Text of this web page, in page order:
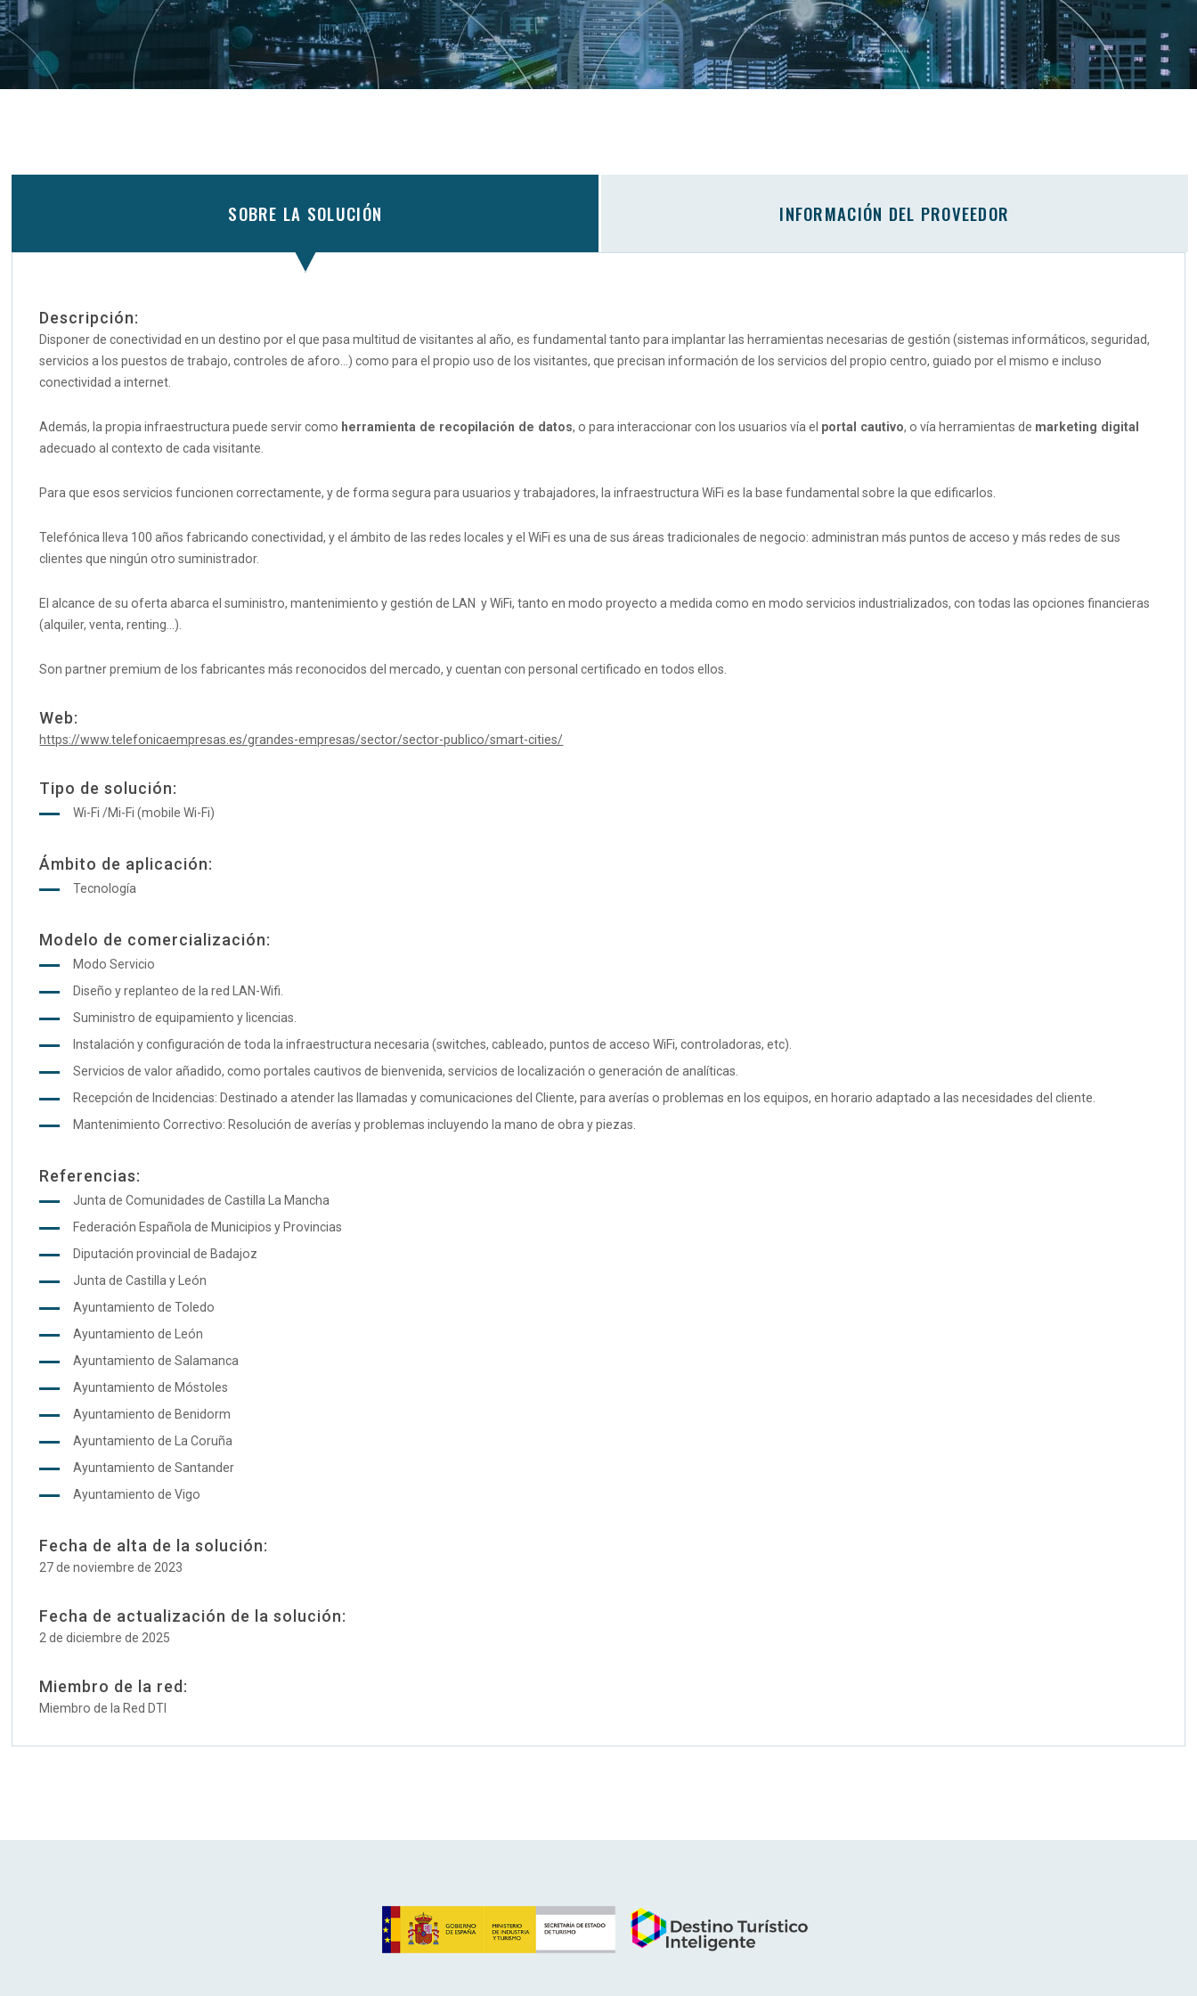
SOBRE LA SOLUCIÓN INFORMACIÓN DEL PROVEEDOR
Descripción:
Disponer de conectividad en un destino por el que pasa multitud de visitantes al año, es fundamental tanto para implantar las herramientas necesarias de gestión (sistemas informáticos, seguridad,
servicios a los puestos de trabajo, controles de aforo…) como para el propio uso de los visitantes, que precisan información de los servicios del propio centro, guiado por el mismo e incluso
conectividad a internet.
Además, la propia infraestructura puede servir como herramienta de recopilación de datos, o para interaccionar con los usuarios vía el portal cautivo, o vía herramientas de marketing digital
adecuado al contexto de cada visitante.
Para que esos servicios funcionen correctamente, y de forma segura para usuarios y trabajadores, la infraestructura WiFi es la base fundamental sobre la que edificarlos.
Telefónica lleva 100 años fabricando conectividad, y el ámbito de las redes locales y el WiFi es una de sus áreas tradicionales de negocio: administran más puntos de acceso y más redes de sus
clientes que ningún otro suministrador.
El alcance de su oferta abarca el suministro, mantenimiento y gestión de LAN y WiFi, tanto en modo proyecto a medida como en modo servicios industrializados, con todas las opciones financieras
(alquiler, venta, renting…).
Son partner premium de los fabricantes más reconocidos del mercado, y cuentan con personal certificado en todos ellos.
Web:
https://www.telefonicaempresas.es/grandes-empresas/sector/sector-publico/smart-cities/
Tipo de solución:
Wi-Fi /Mi-Fi (mobile Wi-Fi)
Ámbito de aplicación:
Tecnología
Modelo de comercialización:
Modo Servicio
Diseño y replanteo de la red LAN-Wifi.
Suministro de equipamiento y licencias.
Instalación y configuración de toda la infraestructura necesaria (switches, cableado, puntos de acceso WiFi, controladoras, etc).
Servicios de valor añadido, como portales cautivos de bienvenida, servicios de localización o generación de analíticas.
Recepción de Incidencias: Destinado a atender las llamadas y comunicaciones del Cliente, para averías o problemas en los equipos, en horario adaptado a las necesidades del cliente.
Mantenimiento Correctivo: Resolución de averías y problemas incluyendo la mano de obra y piezas.
Referencias:
Junta de Comunidades de Castilla La Mancha
Federación Española de Municipios y Provincias
Diputación provincial de Badajoz
Junta de Castilla y León
Ayuntamiento de Toledo
Ayuntamiento de León
Ayuntamiento de Salamanca
Ayuntamiento de Móstoles
Ayuntamiento de Benidorm
Ayuntamiento de La Coruña
Ayuntamiento de Santander
Ayuntamiento de Vigo
Fecha de alta de la solución:
27 de noviembre de 2023
Fecha de actualización de la solución:
2 de diciembre de 2025
Miembro de la red:
Miembro de la Red DTI